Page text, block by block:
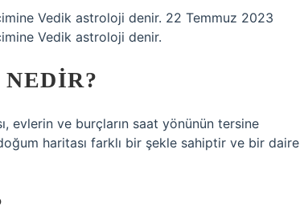
Vedik astroloji denir. 22 Temmuz 2023
Vedik astroloji denir.
evlerin ve burçların saat yönünün tersine
haritası farklı bir şekle sahiptir ve bir daire